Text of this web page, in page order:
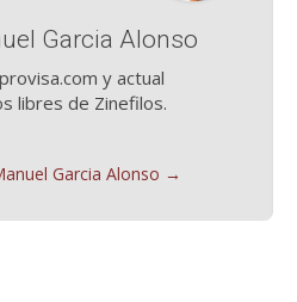
Garcia Alonso
y actual
libres de Zinefilos.
Garcia Alonso →